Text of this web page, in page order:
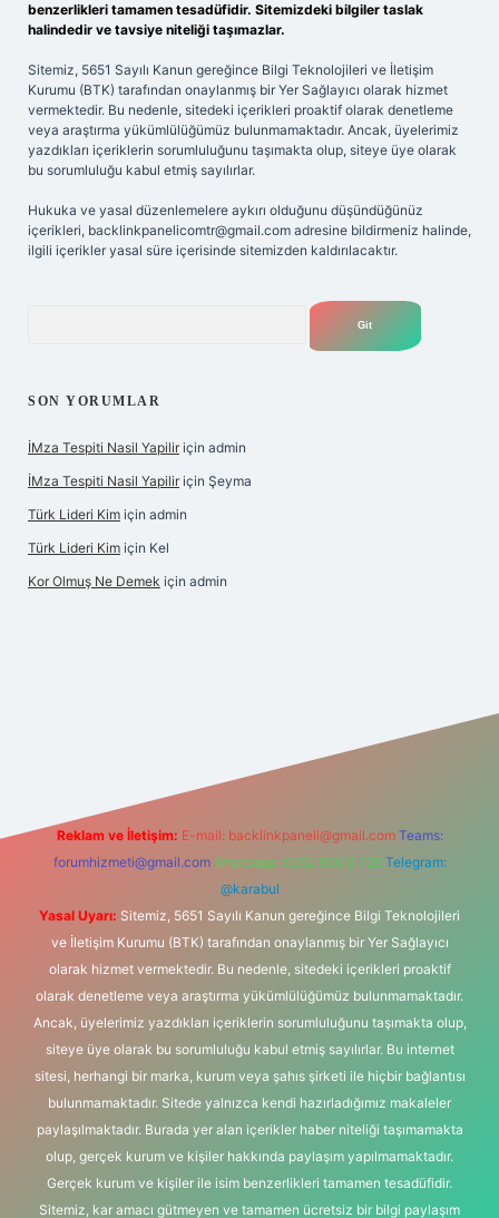
benzerlikleri tamamen tesadüfidir. Sitemizdeki bilgiler taslak
halindedir ve tavsiye niteliği taşımazlar.
Sitemiz, 5651 Sayılı Kanun gereğince Bilgi Teknolojileri ve İletişim
Kurumu (BTK) tarafından onaylanmış bir Yer Sağlayıcı olarak hizmet
vermektedir. Bu nedenle, sitedeki içerikleri proaktif olarak denetleme
veya araştırma yükümlülüğümüz bulunmamaktadır. Ancak, üyelerimiz
yazdıkları içeriklerin sorumluluğunu taşımakta olup, siteye üye olarak
bu sorumluluğu kabul etmiş sayılırlar.
Hukuka ve yasal düzenlemelere aykırı olduğunu düşündüğünüz
içerikleri, backlinkpanelicomtr@gmail.com adresine bildirmeniz halinde,
ilgili içerikler yasal süre içerisinde sitemizden kaldırılacaktır.
SON YORUMLAR
İMza Tespiti Nasil Yapilir için admin
İMza Tespiti Nasil Yapilir için Şeyma
Türk Lideri Kim için admin
Türk Lideri Kim için Kel
Kor Olmuş Ne Demek için admin
Reklam ve İletişim: E-mail: backlinkpaneli@gmail.com Teams:
forumhizmeti@gmail.com Whatsapp: 0262 606 0 726 Telegram:
@karabul
Yasal Uyarı: Sitemiz, 5651 Sayılı Kanun gereğince Bilgi Teknolojileri
ve İletişim Kurumu (BTK) tarafından onaylanmış bir Yer Sağlayıcı
olarak hizmet vermektedir. Bu nedenle, sitedeki içerikleri proaktif
olarak denetleme veya araştırma yükümlülüğümüz bulunmamaktadır.
Ancak, üyelerimiz yazdıkları içeriklerin sorumluluğunu taşımakta olup,
siteye üye olarak bu sorumluluğu kabul etmiş sayılırlar. Bu internet
sitesi, herhangi bir marka, kurum veya şahıs şirketi ile hiçbir bağlantısı
bulunmamaktadır. Sitede yalnızca kendi hazırladığımız makaleler
paylaşılmaktadır. Burada yer alan içerikler haber niteliği taşımamakta
olup, gerçek kurum ve kişiler hakkında paylaşım yapılmamaktadır.
Gerçek kurum ve kişiler ile isim benzerlikleri tamamen tesadüfidir.
Sitemiz, kar amacı gütmeyen ve tamamen ücretsiz bir bilgi paylaşım